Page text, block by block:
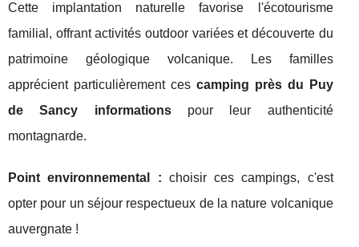
Cette implantation naturelle favorise l'écotourisme
familial, offrant activités outdoor variées et découverte du
patrimoine géologique volcanique. Les familles
apprécient particulièrement ces camping près du Puy
de Sancy informationspour leur authenticité
montagnarde.
Point environnemental : choisir ces campings, c'est
opter pour un séjour respectueux de la nature volcanique
auvergnate !